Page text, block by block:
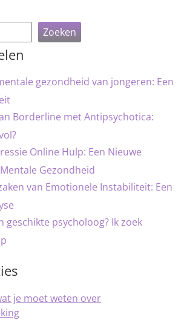
Zoeken
gezondheid van jongeren: Een
Borderline met Antipsychotica:
Online Hulp: Een Nieuwe
Gezondheid
van Emotionele Instabiliteit: Een
geschikte psycholoog? Ik zoek
je moet weten over